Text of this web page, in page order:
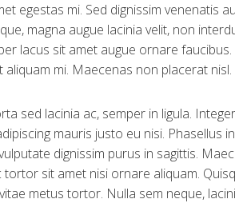
egestas mi. Sed dignissim venenatis
magna augue lacinia velit, non
lacus sit amet augue ornare
mi. Maecenas non placerat nisl.
sed lacinia ac, semper in ligula.
mauris justo eu nisi. Phasellus
dignissim purus in sagittis.
tortor sit amet nisi ornare aliquam.
metus tortor. Nulla sem neque,